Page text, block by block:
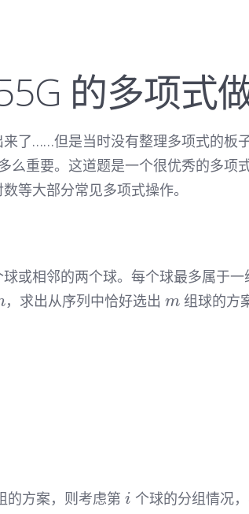
的多项式
了……但是当时没有整理多项式的板
重要。这道题是一个很优秀的多项
等大部分常见多项式操作。
或相邻的两个球。每个球最多属于一
，求出从序列中恰好选出 m
m组球的方
的方案，则考虑第 i
i 个球的分组情况